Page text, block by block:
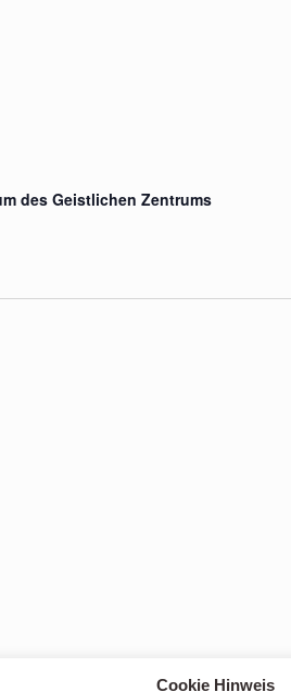
des Geistlichen Zentrums
Cookie Hinweis